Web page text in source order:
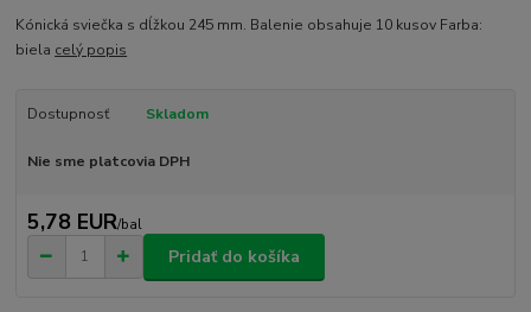
Kónická sviečka s dĺžkou 245 mm. Balenie obsahuje 10 kusov Farba:
biela celý popis
Dostupnosť Skladom
Nie sme platcovia DPH
5,78 EUR/bal
Pridať do košíka